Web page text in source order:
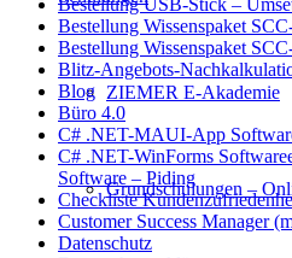
ZIEMER E-Akademie
Grundschulungen –
Bestellung USB-Stick –
Bestellung Wissenspaket
Bestellung Wissenspaket
Blitz-Angebots-
Blog
Büro 4.0
C# .NET-MAUI-App
C# .NET-WinForms
Software – Piding
Checkliste
Customer Success Manager
Datenschutz